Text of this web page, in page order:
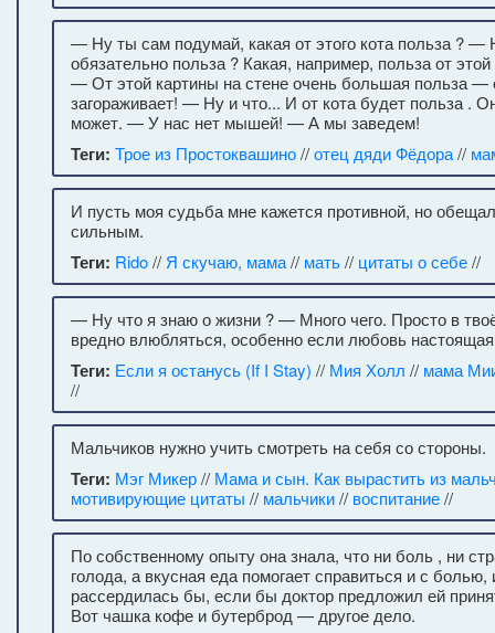
— Ну ты сам подумай, какая от этого кота польза ? —
обязательно польза ? Какая, например, польза от
— От этой картины на стене очень большая польза —
загораживает! — Ну и что... И от кота будет польза .
может. — У нас нет мышей! — А мы заведем!
Теги: Трое из Простоквашино//отец дяди Фёдора//
И пусть моя судьба мне кажется противной, но
сильным.
Теги: Rido// Я скучаю, мама// мать// цитаты о себе//
— Ну что я знаю о жизни ? — Много чего. Просто в
вредно влюбляться, особенно если любовь
Теги: Если я останусь (If I Stay) // Мия Холл // мама
//
Мальчиков нужно учить смотреть на себя со стороны.
Теги: Мэг Микер// Мама и сын. Как вырастить из
мотивирующие цитаты // мальчики// воспитание//
По собственному опыту она знала, что ни боль , ни
голода, а вкусная еда помогает справиться и с
рассердилась бы, если бы доктор предложил ей
Вот чашка кофе и бутерброд — другое дело.